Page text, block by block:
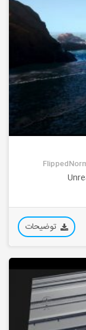
توضیحات